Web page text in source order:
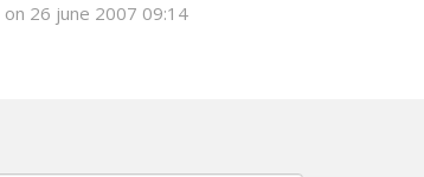
on 26 june 2007 09:14